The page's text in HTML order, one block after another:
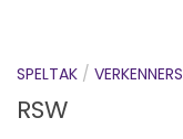
SPELTAK / VERKENNERS
RSW